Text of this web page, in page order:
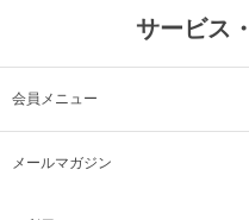
サービス
会員メニュー
メールマガジン